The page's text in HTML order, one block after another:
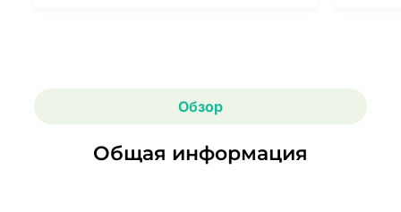
Обзор
Общая информация